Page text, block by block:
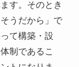
す。そのとき
うだから」で
て構築・設
制であるこ